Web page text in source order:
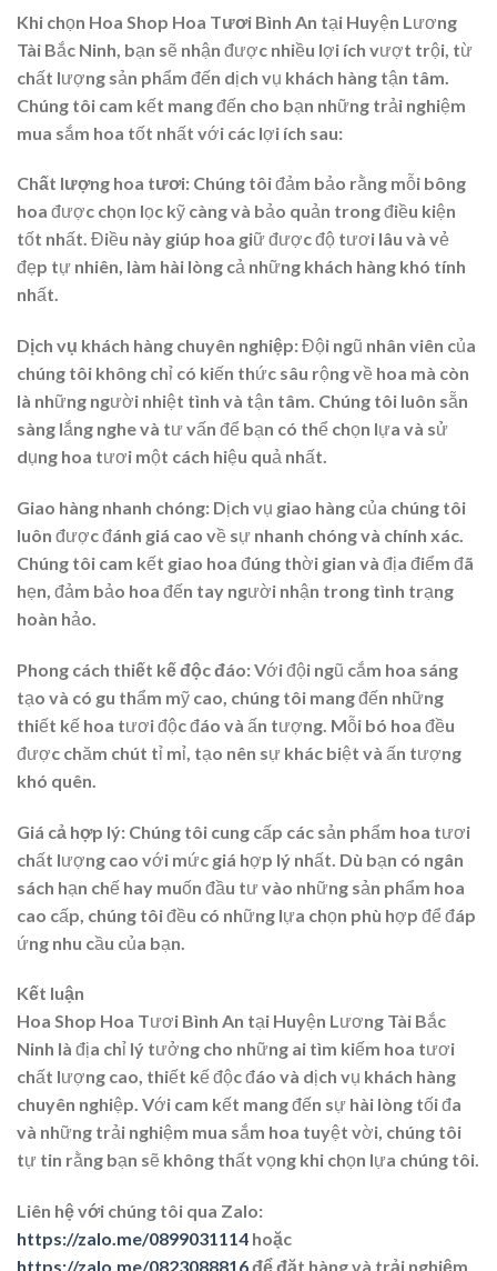
Khi chọn Hoa Shop Hoa Tươi Bình An tại Huyện Lương
Tài Bắc Ninh, bạn sẽ nhận được nhiều lợi ích vượt trội, từ
chất lượng sản phẩm đến dịch vụ khách hàng tận tâm.
Chúng tôi cam kết mang đến cho bạn những trải nghiệm
mua sắm hoa tốt nhất với các lợi ích sau:
Chất lượng hoa tươi: Chúng tôi đảm bảo rằng mỗi bông
hoa được chọn lọc kỹ càng và bảo quản trong điều kiện
tốt nhất. Điều này giúp hoa giữ được độ tươi lâu và vẻ
đẹp tự nhiên, làm hài lòng cả những khách hàng khó tính
nhất.
Dịch vụ khách hàng chuyên nghiệp: Đội ngũ nhân viên của
chúng tôi không chỉ có kiến thức sâu rộng về hoa mà còn
là những người nhiệt tình và tận tâm. Chúng tôi luôn sẵn
sàng lắng nghe và tư vấn để bạn có thể chọn lựa và sử
dụng hoa tươi một cách hiệu quả nhất.
Giao hàng nhanh chóng: Dịch vụ giao hàng của chúng tôi
luôn được đánh giá cao về sự nhanh chóng và chính xác.
Chúng tôi cam kết giao hoa đúng thời gian và địa điểm đã
hẹn, đảm bảo hoa đến tay người nhận trong tình trạng
hoàn hảo.
Phong cách thiết kế độc đáo: Với đội ngũ cắm hoa sáng
tạo và có gu thẩm mỹ cao, chúng tôi mang đến những
thiết kế hoa tươi độc đáo và ấn tượng. Mỗi bó hoa đều
được chăm chút tỉ mỉ, tạo nên sự khác biệt và ấn tượng
khó quên.
Giá cả hợp lý: Chúng tôi cung cấp các sản phẩm hoa tươi
chất lượng cao với mức giá hợp lý nhất. Dù bạn có ngân
sách hạn chế hay muốn đầu tư vào những sản phẩm hoa
cao cấp, chúng tôi đều có những lựa chọn phù hợp để đáp
ứng nhu cầu của bạn.
Kết luận
Hoa Shop Hoa Tươi Bình An tại Huyện Lương Tài Bắc
Ninh là địa chỉ lý tưởng cho những ai tìm kiếm hoa tươi
chất lượng cao, thiết kế độc đáo và dịch vụ khách hàng
chuyên nghiệp. Với cam kết mang đến sự hài lòng tối đa
và những trải nghiệm mua sắm hoa tuyệt vời, chúng tôi
tự tin rằng bạn sẽ không thất vọng khi chọn lựa chúng tôi.
Liên hệ với chúng tôi qua Zalo:
https://zalo.me/0899031114 hoặc
https://zalo.me/0823088816để đặt hàng và trải nghiệm